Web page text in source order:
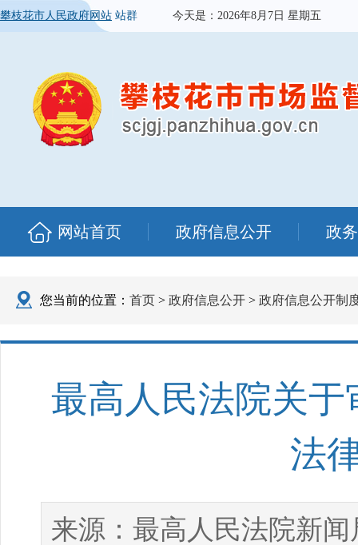
攀枝花市人民政府网站 站群 今天是： 2026年8月7日 星期五
网站首页 政府信息公开 政
您当前的位置： 首页 > 政府信息公开 > 政府信息公开制
最高人民法院关
法
来源： 最高人民法院新闻